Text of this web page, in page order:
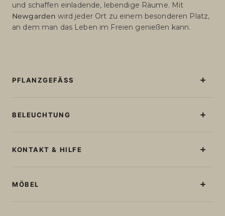
und schaffen einladende, lebendige Räume. Mit
Newgarden wird jeder Ort zu einem besonderen Platz,
an dem man das Leben im Freien genießen kann.
PFLANZGEFÄSS
Blumentöpfe Ohne Licht
Quadratische Blumentöpfe
BELEUCHTUNG
Tischlampen
Lampe in Kugelform
KONTAKT & HILFE
Bestellstatus abfragen
MÖBEL